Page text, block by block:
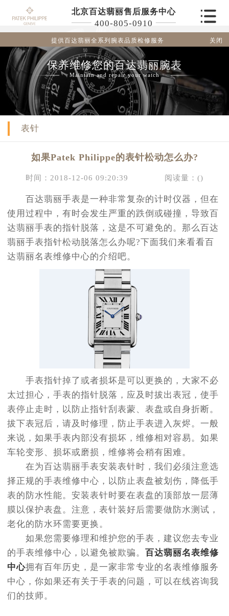
北京百达翡丽售后服务中心
400-805-0910
提供百达翡丽全系列腕表品质检修服务 关闭
保养维修您的百达翡丽腕表
Maintain and repair your watch
表针
如果Patek Philippe的表针松动怎么办?
时间：2018-12-06 09:20:39 阅读量：()
百达翡丽手表是一种非常复杂的计时仪器，但在
使用过程中，有时会发生严重的跌倒或碰撞，导致百
达翡丽手表的指针脱落，这是不可避免的。那么百达
翡丽手表指针松动脱落怎么办呢?下面我们来看看百
达翡丽名表维修中心的介绍吧。
手表指针掉了或者损坏是可以更换的，大家不必
太过担心，手表的指针脱落，应及时拔出表冠，使手
表停止走时，以防止指针刮表蒙、表盘或自身折断。
拔下表冠后，请及时修理，防止手表进入灰烬。一般
来说，如果手表内部没有损坏，维修相对容易。如果
车轮变形、损坏或磨损，维修将会稍有困难。
在为百达翡丽手表安装表针时，我们必须注意选
择正规的手表维修中心，以防止表盘被划伤，降低手
表的防水性能。安装表针时要在表盘的顶部放一层薄
膜以保护表盘。注意，表针装好后需要做防水测试，
老化的防水环需要更换。
如果您需要修理和维护您的手表，建议您去专业
的手表维修中心，以避免被欺骗。 百达翡丽名表维修
中心拥有百年历史，是一家非常专业的名表维修服务
中心，你如果还有关于手表的问题，可以在线咨询我
们的技师。